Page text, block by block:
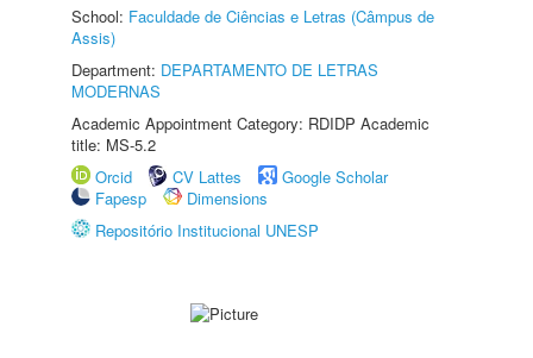
School: Faculdade de Ciências e Letras (Câmpus de
Assis)
Department: DEPARTAMENTO DE LETRAS
MODERNAS
Academic Appointment Category: RDIDP Academic
title: MS-5.2
Orcid
CV Lattes
Google Scholar
Fapesp
Dimensions
Repositório Institucional UNESP